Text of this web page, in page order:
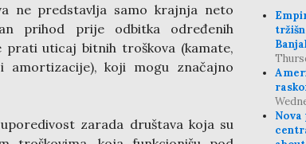
ne predstavlja samo krajnja neto
prihod prije odbitka određenih
prati uticaj bitnih troškova (kamate,
amortizacije), koji mogu značajno
zarada društava koja su
Nova